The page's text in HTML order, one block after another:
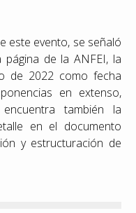
este evento, se señaló
de la ANFEI, la
de 2022 como fecha
en extenso,
también la
en el documento
y estructuración de